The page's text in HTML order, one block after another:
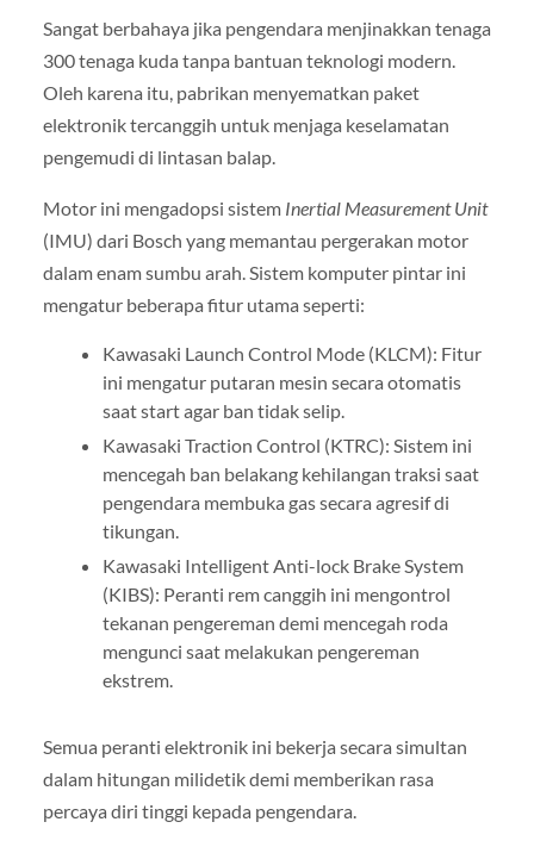
Sangat berbahaya jika pengendara menjinakkan tenaga
300 tenaga kuda tanpa bantuan teknologi modern.
Oleh karena itu, pabrikan menyematkan paket
elektronik tercanggih untuk menjaga keselamatan
pengemudi di lintasan balap.
Motor ini mengadopsi sistem Inertial Measurement Unit
(IMU) dari Bosch yang memantau pergerakan motor
dalam enam sumbu arah. Sistem komputer pintar ini
mengatur beberapa fitur utama seperti:
Kawasaki Launch Control Mode (KLCM): Fitur
ini mengatur putaran mesin secara otomatis
saat start agar ban tidak selip.
Kawasaki Traction Control (KTRC): Sistem ini
mencegah ban belakang kehilangan traksi saat
pengendara membuka gas secara agresif di
tikungan.
Kawasaki Intelligent Anti-lock Brake System
(KIBS): Peranti rem canggih ini mengontrol
tekanan pengereman demi mencegah roda
mengunci saat melakukan pengereman
ekstrem.
Semua peranti elektronik ini bekerja secara simultan
dalam hitungan milidetik demi memberikan rasa
percaya diri tinggi kepada pengendara.